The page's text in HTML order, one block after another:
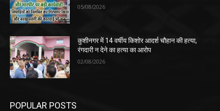
05/08/2026
कुशीनगर में 14 वर्षीय किशोर आदर्श चौहान की हत्या,
रंगदारी न देने का हत्या का आरोप
02/08/2026
POPULAR POSTS